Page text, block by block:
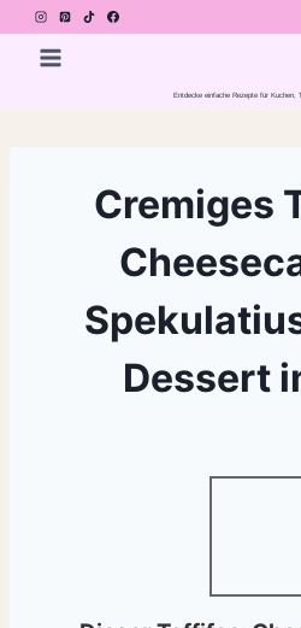
Zum
Inhalt
Entdecke einfache Rezepte für Kuchen,
Cremiges
Dessert